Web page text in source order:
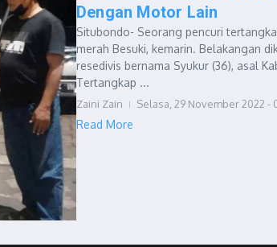
Dengan Motor Lain
Situbondo- Seorang pencuri
merah Besuki, kemarin. Belakangan
resedivis bernama Syukur (36), asal
Tertangkap ...
Zaini Zain Selasa, 29 November 2022 -
Read More